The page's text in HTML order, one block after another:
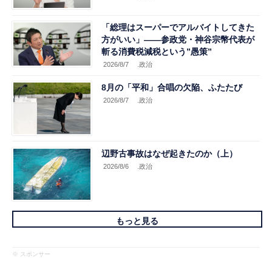
「総理はスーパーでアルバイトしてきた
方がいい」――参政党・神谷宗幣代表が
斬る消費税減税という”愚策”
2026/8/7 .政治
8月の「平和」合唱の欠陥、ふたたび
2026/8/7 .政治
辺野古事故はなぜ起きたのか（上）
2026/8/6 .政治
もっと見る
※ スポンサー